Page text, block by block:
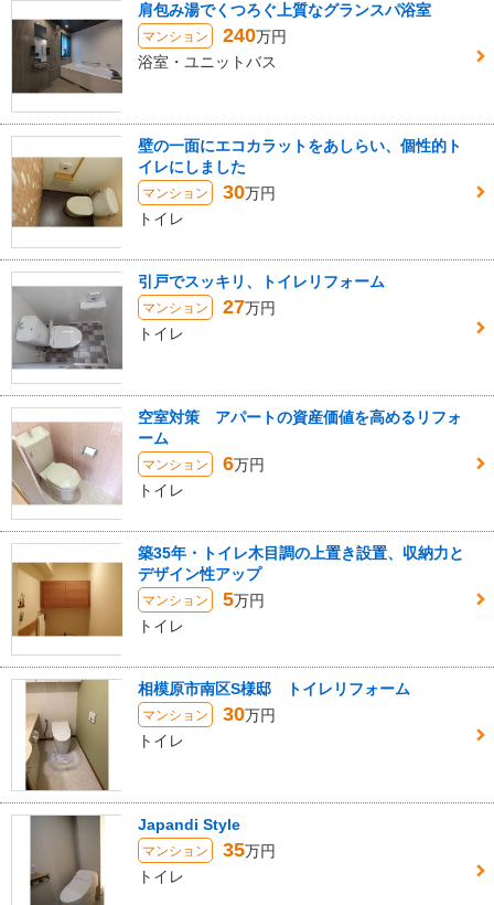
肩包み湯でくつろぐ上質なグランスパ浴室
マンション 240万円
浴室・ユニットバス
壁の一面にエコカラットをあしらい、個性的ト
イレにしました
マンション 30万円
トイレ
引戸でスッキリ、トイレリフォーム
マンション 27万円
トイレ
空室対策 アパートの資産価値を高めるリフォ
ーム
マンション 6万円
トイレ
築35年・トイレ木目調の上置き設置、収納力と
デザイン性アップ
マンション 5万円
トイレ
相模原市南区S様邸 トイレリフォーム
マンション 30万円
トイレ
Japandi Style
マンション 35万円
トイレ